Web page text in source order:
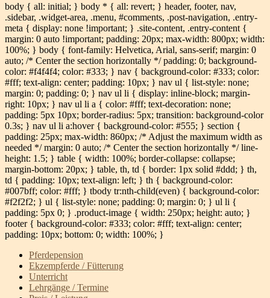
body { all: initial; } body * { all: revert; } header, footer, nav,
.sidebar, .widget-area, .menu, #comments, .post-navigation, .entry-
meta { display: none !important; } .site-content, .entry-content {
margin: 0 auto !important; padding: 20px; max-width: 800px; width:
100%; } body { font-family: Helvetica, Arial, sans-serif; margin: 0
auto; /* Center the section horizontally */ padding: 0; background-
color: #f4f4f4; color: #333; } nav { background-color: #333; color:
#fff; text-align: center; padding: 10px; } nav ul { list-style: none;
margin: 0; padding: 0; } nav ul li { display: inline-block; margin-
right: 10px; } nav ul li a { color: #fff; text-decoration: none;
padding: 5px 10px; border-radius: 5px; transition: background-color
0.3s; } nav ul li a:hover { background-color: #555; } section {
padding: 25px; max-width: 860px; /* Adjust the maximum width as
needed */ margin: 0 auto; /* Center the section horizontally */ line-
height: 1.5; } table { width: 100%; border-collapse: collapse;
margin-bottom: 20px; } table, th, td { border: 1px solid #ddd; } th,
td { padding: 10px; text-align: left; } th { background-color:
#007bff; color: #fff; } tbody tr:nth-child(even) { background-color:
#f2f2f2; } ul { list-style: none; padding: 0; margin: 0; } ul li {
padding: 5px 0; } .product-image { width: 250px; height: auto; }
footer { background-color: #333; color: #fff; text-align: center;
padding: 10px; bottom: 0; width: 100%; }
Pferdepension
Ekzempferde / Fütterung
Unterricht
Lehrgänge / Termine